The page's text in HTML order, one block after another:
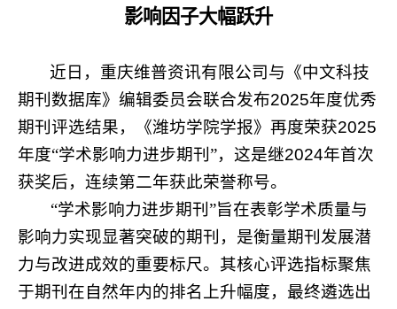
影响因子大幅跃升​
近日，重庆维普资讯有限公司与《中文科技
期刊数据库》编辑委员会联合发布2025年度优秀
期刊评选结果，《潍坊学院学报》再度荣获2025
年度“学术影响力进步期刊”，这是继2024年首次
获奖后，连续第二年获此荣誉称号。
“学术影响力进步期刊”旨在表彰学术质量与
影响力实现显著突破的期刊，是衡量期刊发展潜
力与改进成效的重要标尺。其核心评选指标聚焦
于期刊在自然年内的排名上升幅度，最终遴选出